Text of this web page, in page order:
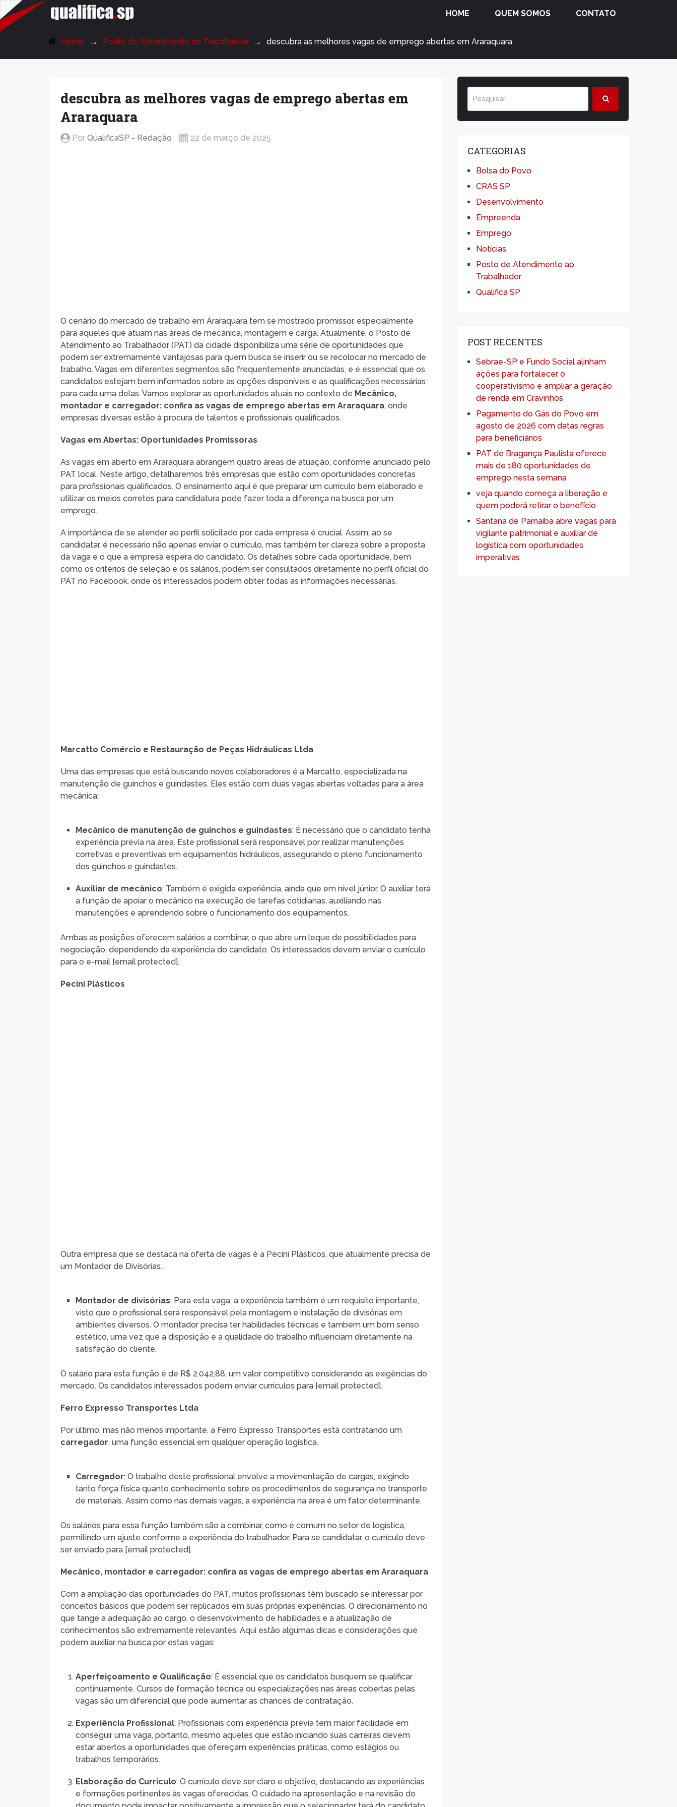
QualificaSP.com HOME QUEM SOMOS CONTATO
Home Posto de Atendimento ao Trabalhador descubra as melhores vagas de emprego abertas em Araraquara
descubra as melhores vagas de emprego abertas em
Araraquara
PorQualificaSP - Redação 22 de março de 2025
O cenário do mercado de trabalho em Araraquara tem se mostrado promissor, especialmente
para aqueles que atuam nas áreas de mecânica, montagem e carga. Atualmente, o Posto de
Atendimento ao Trabalhador (PAT) da cidade disponibiliza uma série de oportunidades que
podem ser extremamente vantajosas para quem busca se inserir ou se recolocar no mercado de
trabalho. Vagas em diferentes segmentos são frequentemente anunciadas, e é essencial que os
candidatos estejam bem informados sobre as opções disponíveis e as qualificações necessárias
para cada uma delas. Vamos explorar as oportunidades atuais no contexto de Mecânico,
montador e carregador: confira as vagas de emprego abertas em Araraquara, onde
empresas diversas estão à procura de talentos e profissionais qualificados.
Vagas em Abertas: Oportunidades Promissoras
As vagas em aberto em Araraquara abrangem quatro áreas de atuação, conforme anunciado pelo
PAT local. Neste artigo, detalharemos três empresas que estão com oportunidades concretas
para profissionais qualificados. O ensinamento aqui é que preparar um currículo bem elaborado e
utilizar os meios corretos para candidatura pode fazer toda a diferença na busca por um
emprego.
A importância de se atender ao perfil solicitado por cada empresa é crucial. Assim, ao se
candidatar, é necessário não apenas enviar o currículo, mas também ter clareza sobre a proposta
da vaga e o que a empresa espera do candidato. Os detalhes sobre cada oportunidade, bem
como os critérios de seleção e os salários, podem ser consultados diretamente no perfil oficial do
PAT no Facebook, onde os interessados podem obter todas as informações necessárias.
Marcatto Comércio e Restauração de Peças Hidráulicas Ltda
Uma das empresas que está buscando novos colaboradores é a Marcatto, especializada na
manutenção de guinchos e guindastes. Eles estão com duas vagas abertas voltadas para a área
mecânica:
Mecânico de manutenção de guinchos e guindastes: É necessário que o candidato tenha
experiência prévia na área. Este profissional será responsável por realizar manutenções
corretivas e preventivas em equipamentos hidráulicos, assegurando o pleno funcionamento
dos guinchos e guindastes.
Auxiliar de mecânico: Também é exigida experiência, ainda que em nível júnior. O auxiliar terá
a função de apoiar o mecânico na execução de tarefas cotidianas, auxiliando nas
manutenções e aprendendo sobre o funcionamento dos equipamentos.
Ambas as posições oferecem salários a combinar, o que abre um leque de possibilidades para
negociação, dependendo da experiência do candidato. Os interessados devem enviar o currículo
para o e-mail [email protected].
Pecini Plásticos
Outra empresa que se destaca na oferta de vagas é a Pecini Plásticos, que atualmente precisa de
um Montador de Divisórias.
Montador de divisórias: Para esta vaga, a experiência também é um requisito importante,
visto que o profissional será responsável pela montagem e instalação de divisórias em
ambientes diversos. O montador precisa ter habilidades técnicas e também um bom senso
estético, uma vez que a disposição e a qualidade do trabalho influenciam diretamente na
satisfação do cliente.
O salário para esta função é de R$ 2.042,88, um valor competitivo considerando as exigências do
mercado. Os candidatos interessados podem enviar currículos para [email protected].
Ferro Expresso Transportes Ltda
Por último, mas não menos importante, a Ferro Expresso Transportes está contratando um
carregador, uma função essencial em qualquer operação logística.
Carregador: O trabalho deste profissional envolve a movimentação de cargas, exigindo
tanto força física quanto conhecimento sobre os procedimentos de segurança no transporte
de materiais. Assim como nas demais vagas, a experiência na área é um fator determinante.
Os salários para essa função também são a combinar, como é comum no setor de logística,
permitindo um ajuste conforme a experiência do trabalhador. Para se candidatar, o currículo deve
ser enviado para [email protected].
Mecânico, montador e carregador: confira as vagas de emprego abertas em Araraquara
Com a ampliação das oportunidades do PAT, muitos profissionais têm buscado se interessar por
conceitos básicos que podem ser replicados em suas próprias experiências. O direcionamento no
que tange a adequação ao cargo, o desenvolvimento de habilidades e a atualização de
conhecimentos são extremamente relevantes. Aqui estão algumas dicas e considerações que
podem auxiliar na busca por estas vagas:
Aperfeiçoamento e Qualificação: É essencial que os candidatos busquem se qualificar
continuamente. Cursos de formação técnica ou especializações nas áreas cobertas pelas
vagas são um diferencial que pode aumentar as chances de contratação.
Experiência Profissional: Profissionais com experiência prévia tem maior facilidade em
conseguir uma vaga, portanto, mesmo aqueles que estão iniciando suas carreiras devem
estar abertos a oportunidades que ofereçam experiências práticas, como estágios ou
trabalhos temporários.
Elaboração do Currículo: O currículo deve ser claro e objetivo, destacando as experiências
e formações pertinentes às vagas oferecidas. O cuidado na apresentação e na revisão do
CATEGORIAS
Bolsa do Povo
CRAS SP
Desenvolvimento
Empreenda
Emprego
Notícias
Posto de Atendimento ao
Trabalhador
Qualifica SP
POST RECENTES
Sebrae-SP e Fundo Social alinham
ações para fortalecer o
cooperativismo e ampliar a geração
de renda em Cravinhos
Pagamento do Gás do Povo em
agosto de 2026 com datas regras
para beneficiários
PAT de Bragança Paulista oferece
mais de 180 oportunidades de
emprego nesta semana
veja quando começa a liberação e
quem poderá retirar o benefício
Santana de Parnaíba abre vagas para
vigilante patrimonial e auxiliar de
logística com oportunidades
imperativas